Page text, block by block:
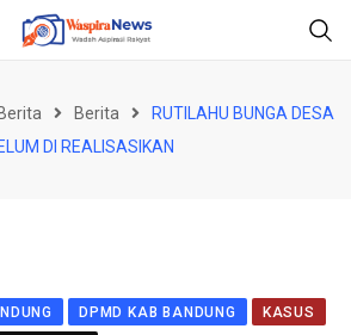
Berita Berita
RUTILAHU BUNGA DESA
DI REALISASIKAN
DPMD KAB BANDUNG
KASUS